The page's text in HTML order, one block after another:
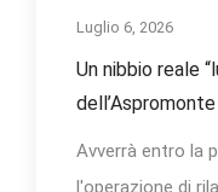
Luglio 6, 2026
Un nibbio reale
dell’Aspromonte
Avverrà entro la
l'operazione di